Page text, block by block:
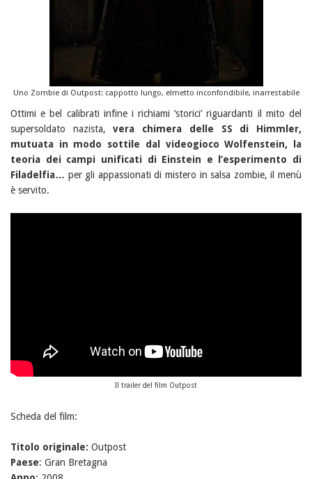
Uno Zombie di Outpost: cappotto lungo, elmetto inconfondibile, inarrestabile
Ottimi e bel calibrati infine i richiami ‘storici’ riguardanti il mito del
supersoldato nazista,vera chimera delle SS di Himmler,
mutuata in modo sottile dal videogioco Wolfenstein, la
teoria dei campi unificati di Einstein e l’esperimento di
Filadelfia… per gli appassionati di mistero in salsa zombie, il menù
è servito.
Il trailer del film Outpost
Scheda del film:
Titolo originale: Outpost
Paese: Gran Bretagna